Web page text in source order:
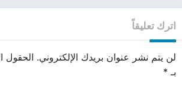
اترك تعليقاً
لن يتم نشر عنوان بريدك الإلكتروني. الحقول
بـ *